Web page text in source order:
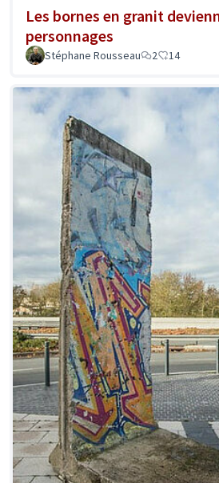
Les bornes en granit
personnages
Stéphane Rousseau 2 14